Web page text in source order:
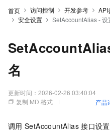
首页 访问控制 开发参考 API
安全设置
SetAccountAlias - 设
名
更新时间： 2026-02-26 03:40:04
复制 MD 格式
产品
调用 SetAccountAlias 接口设